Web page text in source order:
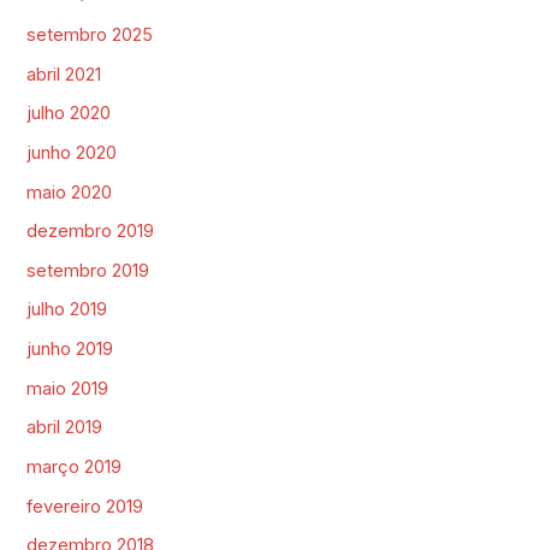
setembro 2025
abril 2021
julho 2020
junho 2020
maio 2020
dezembro 2019
setembro 2019
julho 2019
junho 2019
maio 2019
abril 2019
março 2019
fevereiro 2019
dezembro 2018